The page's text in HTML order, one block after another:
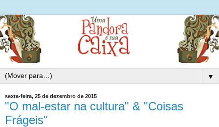
▼
sexta-feira, 25 de dezembro de 2015
"O mal-estar na cultura" & "Coisas
Frágeis"